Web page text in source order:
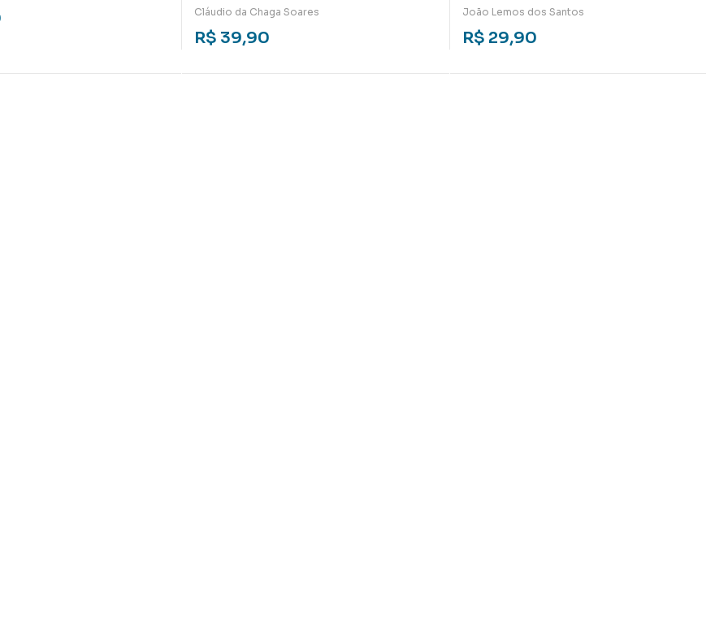
romanesca e o discurso sobre a
imagem do apóstolo
Cláudio da Chaga Soares
R$ 39,90
Ensaio sobre a vida além da vida na
obra de C. S. Lewis
João Lemos dos Santos
R$ 29,90